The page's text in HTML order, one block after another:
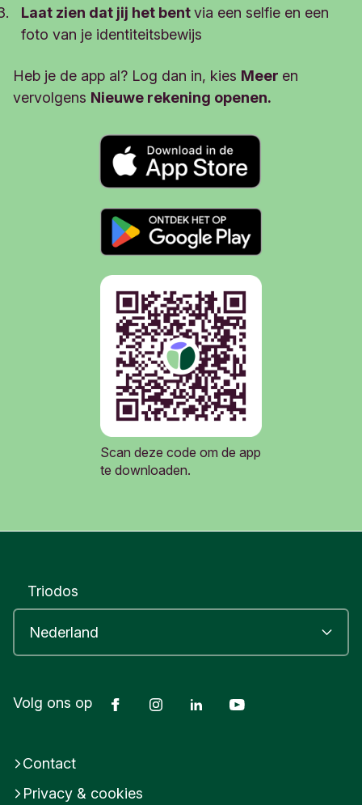
Geld opnemen voor het einde van de looptijd is
mogelijk via de Mobiel Bankieren app. Je
bedrag. Het kan wel zijn dat je dan minder
bonusrente ontvangt.
Neem je tussentijds geld op, dan loopt het
Kinder Toekomst Plan gewoon door.
Documenten
Kenmerken Triodos Kinder
Voorwaarden Sparen
Algemene Bankvoorwaarden
Informatieblad depositogarantiestelsel
Laat zien dat jij het bentvia een selfie en een
foto van je identiteitsbewijs
​​​​​​​Heb je de app al? Log dan in, kies Meer en
vervolgens Nieuwe rekening openen.
Scan deze code om de app
te downloaden.
Triodos
Volg ons op FacebookInstagramLinkedIn
Contact
Privacy & cookies